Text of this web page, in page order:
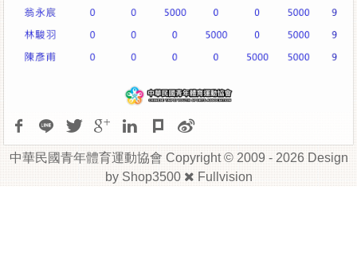
中華民國青年體育運動協會 Copyright © 2009 - 2026 Design
byShop3500 Fullvision